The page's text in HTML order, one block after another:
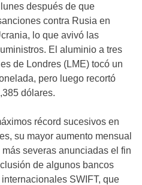
después de que
contra Rusia en
lo que avivó las
El aluminio a tres
de Londres (LME) tocó un
pero luego recortó
dólares.
récord sucesivos en
su mayor aumento mensual
severas anunciadas el fin
de algunos bancos
SWIFT, que